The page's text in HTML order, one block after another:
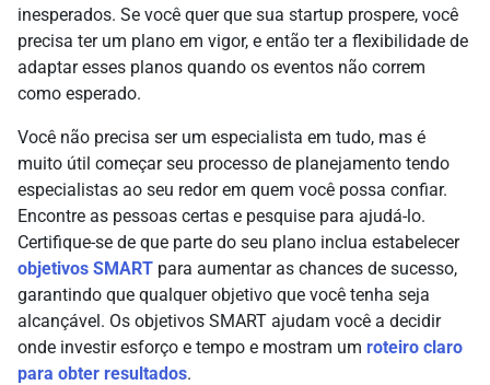
inesperados. Se você quer que sua startup prospere, você
precisa ter um plano em vigor, e então ter a flexibilidade de
adaptar esses planos quando os eventos não correm
como esperado.
Você não precisa ser um especialista em tudo, mas é
muito útil começar seu processo de planejamento tendo
especialistas ao seu redor em quem você possa confiar.
Encontre as pessoas certas e pesquise para ajudá-lo.
Certifique-se de que parte do seu plano inclua estabelecer
objetivos SMART para aumentar as chances de sucesso,
garantindo que qualquer objetivo que você tenha seja
alcançável. Os objetivos SMART ajudam você a decidir
onde investir esforço e tempo e mostram um roteiro claro
para obter resultados.